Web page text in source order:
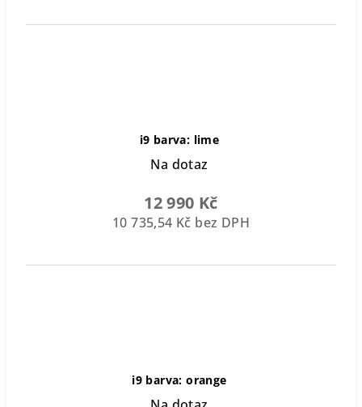
i9 barva: lime
Na dotaz
12 990 Kč
10 735,54 Kč bez DPH
i9 barva: orange